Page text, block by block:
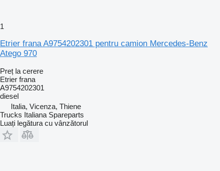
1
Etrier frana A9754202301 pentru camion Mercedes-Benz
Atego 970
Preț la cerere
Etrier frana
A9754202301
diesel
Italia, Vicenza, Thiene
Trucks Italiana Spareparts
Luați legătura cu vânzătorul